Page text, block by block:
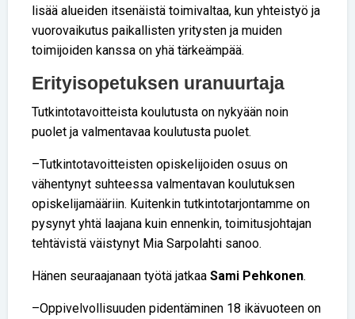
lisää alueiden itsenäistä toimivaltaa, kun yhteistyö ja
vuorovaikutus paikallisten yritysten ja muiden
toimijoiden kanssa on yhä tärkeämpää.
Erityisopetuksen uranuurtaja
Tutkintotavoitteista koulutusta on nykyään noin
puolet ja valmentavaa koulutusta puolet.
–Tutkintotavoitteisten opiskelijoiden osuus on
vähentynyt suhteessa valmentavan koulutuksen
opiskelijamääriin. Kuitenkin tutkintotarjontamme on
pysynyt yhtä laajana kuin ennenkin, toimitusjohtajan
tehtävistä väistynyt Mia Sarpolahti sanoo.
Hänen seuraajanaan työtä jatkaa Sami Pehkonen.
–Oppivelvollisuuden pidentäminen 18 ikävuoteen on